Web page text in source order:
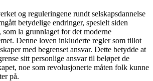
og reguleringene rundt selskapsdannelse
betydelige endringer, spesielt siden
la grunnlaget for det moderne
Denne loven inkluderte regler som tillot
med begrenset ansvar. Dette betydde at
sitt personlige ansvar til beløpet de
noe som revolusjonerte måten folk kunne
på.